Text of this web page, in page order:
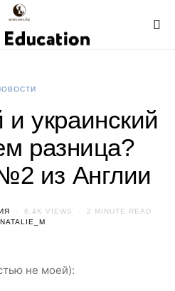
и украинский
разница?
из Англии
6.4K VIEWS
2 MINUTE READ
NATALIE_M
не моей):